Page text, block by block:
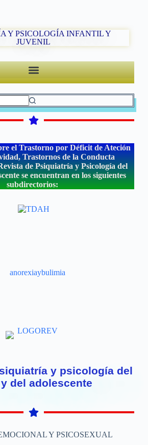
Y PSICOLOGÍA INFANTIL Y
JUVENIL
el Trastorno por Déficit de Ateción
Trastornos de la Conducta
de Psiquiatría y Psicología del
se encuentran en los siguientes
subdirectorios:
y psicología del
del adolescente
Y PSICOSEXUAL